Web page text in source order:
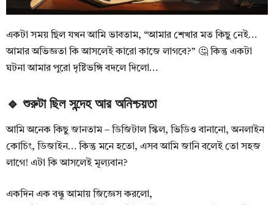
একটা সময় ছিল যখন আমি ভাবতাম, “আমার শেখার মত কিছু নেই…
আমার অভিজ্ঞতা কি আসলেই কারো কাজে লাগবে?” 🤔 কিন্তু একটা
ঘটনা আমার পুরো দৃষ্টিভঙ্গি বদলে দিলো…
🔹 শুরুটা ছিল সন্দেহ আর অনিশ্চয়তা
আমি অনেক কিছু জানতাম – ডিজিটাল স্কিল, ভিডিও বানানো, অনলাইন
কোচিং, ডিজাইন… কিন্তু মনে হতো, এসব আমি জানি বলেই তো সহজ
লাগে! এটা কি আসলেই মূল্যবান?
একদিন এক বন্ধু আমায় জিজ্ঞেস করলো,